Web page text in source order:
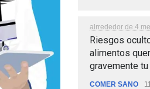
alrrededor de 4
Riesgos
alimentos
gravemente
COMER SANO